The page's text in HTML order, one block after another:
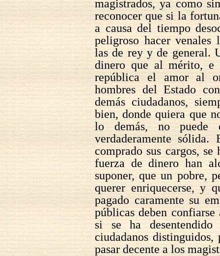
magistrados, ya como
reconocer que si la
a causa del tiempo
peligroso hacer venales
las de rey y de general.
dinero que al mérito,
república el amor al
hombres del Estado
demás ciudadanos,
bien, donde quiera que
lo demás, no puede
verdaderamente
comprado sus cargos,
fuerza de dinero han
suponer, que un pobre,
querer enriquecerse, y
pagado caramente su
públicas deben
si se ha
ciudadanos
pasar decente a los